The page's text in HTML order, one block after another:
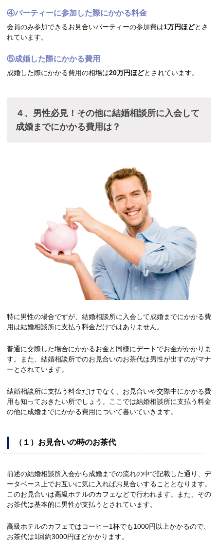
④パーティーに参加した際にかかる料金
会員のみ参加できるお見合いパーティーの参加費は1万円ほどとさ
れています。
⑤成婚した際にかかる費用
成婚した際にかかる費用の相場は20万円ほどとされています。
４、男性必見！その他に結婚相談所に入会して
成婚までにかかる費用は？
特に男性の場合ですが、結婚相談所に入会して成婚までにかかる費
用は結婚相談所に支払う料金だけではありません。
普通に交際した場合にかかるお金と同様にデートでお金がかかりま
す。また、結婚相談所でのお見合いのお茶代は男性が出すのがマナ
ーとされています。
結婚相談所に支払う料金だけでなく、お見合いや交際中にかかる費
用も知っておきたい所でしょう。ここでは結婚相談所に支払う料金
の他に成婚までにかかる費用について書いていきます。
（１）お見合いの時のお茶代
前述の結婚相談所入会から成婚までの流れの中で記載した通り、デ
ータベース上でお互いに気に入ればお見合いすることとなります。
このお見合いは高級ホテルのカフェなどで行われます。また、その
お茶代は基本的に男性が支払うとされています。
高級ホテルのカフェではコーヒー1杯でも1000円以上かかるので、
お茶代は1回約3000円ほどかかります。